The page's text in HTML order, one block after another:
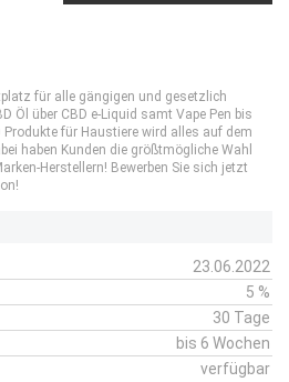
für alle gängigen und gesetzlich
Öl über CBD e-Liquid samt Vape Pen bis
für Haustiere wird alles auf dem
haben Kunden die größtmögliche Wahl
Herstellern! Bewerben Sie sich jetzt
23.06.2022
5 %
30 Tage
bis 6 Wochen
verfügbar